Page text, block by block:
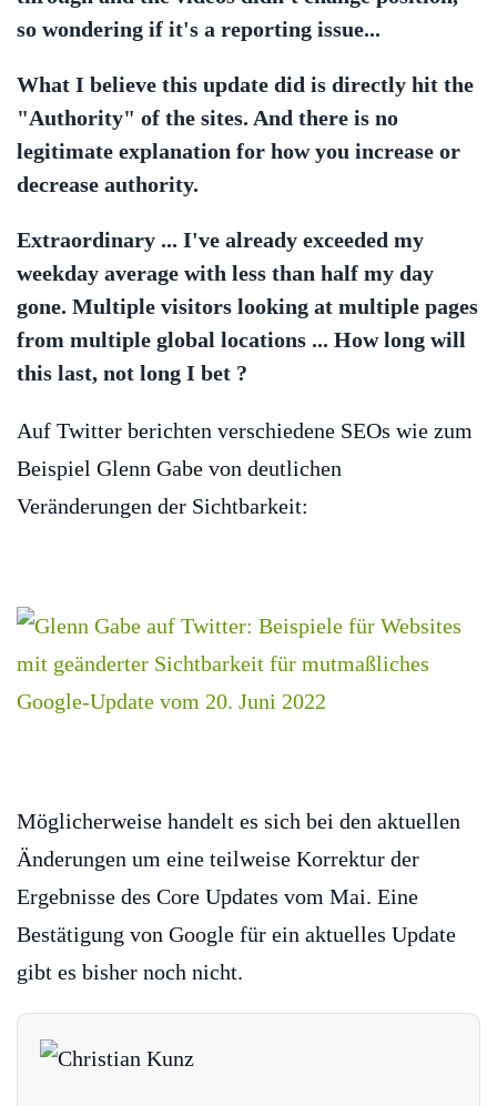
so wondering if it's a reporting issue...
What I believe this update did is directly hit the
"Authority" of the sites. And there is no
legitimate explanation for how you increase or
decrease authority.
Extraordinary ... I've already exceeded my
weekday average with less than half my day
gone. Multiple visitors looking at multiple pages
from multiple global locations ... How long will
this last, not long I bet ?
Auf Twitter berichten verschiedene SEOs wie zum
Beispiel Glenn Gabe von deutlichen
Veränderungen der Sichtbarkeit:
Möglicherweise handelt es sich bei den aktuellen
Änderungen um eine teilweise Korrektur der
Ergebnisse des Core Updates vom Mai. Eine
Bestätigung von Google für ein aktuelles Update
gibt es bisher noch nicht.